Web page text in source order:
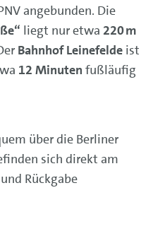
angebunden. Die
liegt nur etwa 220 m
Bahnhof Leinefelde ist
12 Minuten fußläufig
über die Berliner
sich direkt am
Rückgabe